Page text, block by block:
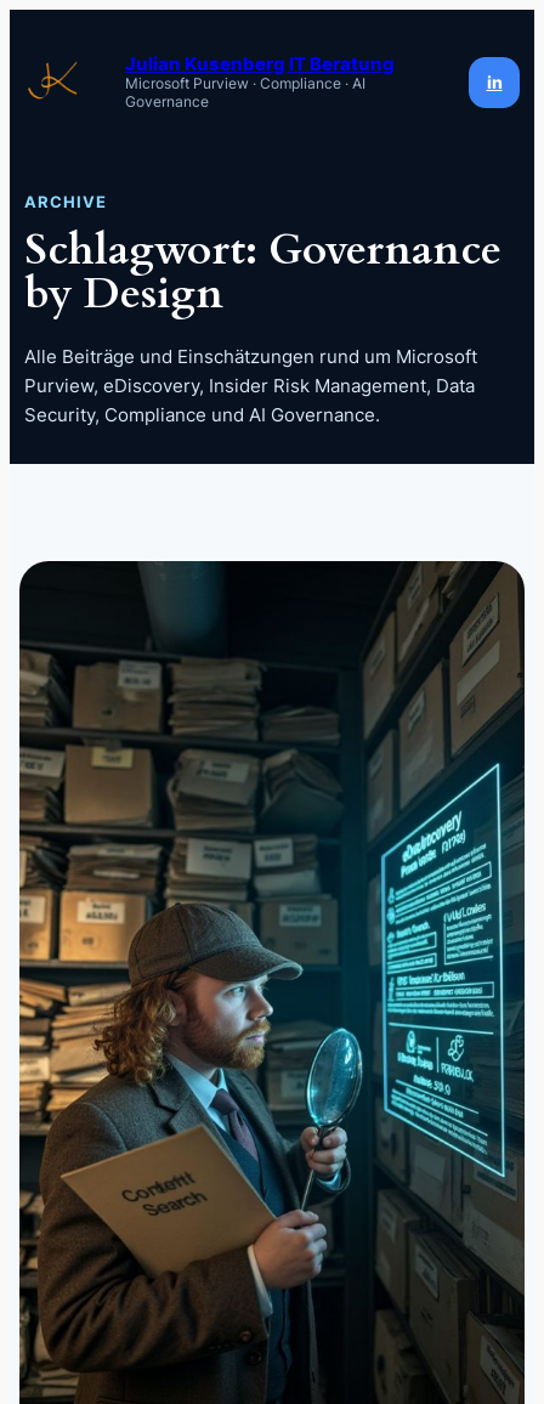
Inhalt
springen
Julian Kusenberg IT Beratung
Microsoft Purview · Compliance · AI
Governance
in
ARCHIVE
Schlagwort: Governance
by Design
Alle Beiträge und Einschätzungen rund um Microsoft
Purview, eDiscovery, Insider Risk Management, Data
Security, Compliance und AI Governance.